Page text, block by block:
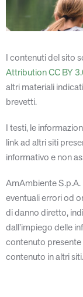
I contenuti del sito
Attribution CC BY
altri materiali
brevetti.
I testi, le
link ad altri siti
informativo e non
AmAmbiente
eventuali errori od
di danno diretto,
dall’impiego delle
contenuto presente
contenuto in altri siti.